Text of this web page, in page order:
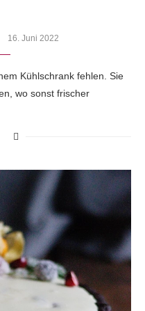
16. Juni 2022
Kühlschrank fehlen. Sie
wo sonst frischer